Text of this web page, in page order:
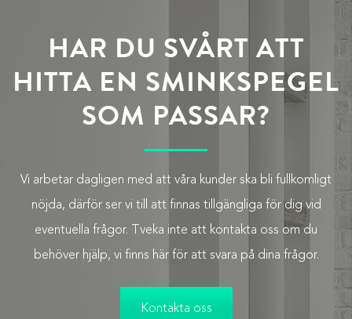
HAR DU SVÅRT ATT
HITTA EN SMINKSPEGEL
SOM PASSAR?
Vi arbetar dagligen med att våra kunder ska bli fullkomligt
nöjda, därför ser vi till att finnas tillgängliga för dig vid
eventuella frågor. Tveka inte att kontakta oss om du
behöver hjälp, vi finns här för att svara på dina frågor.
Kontakta oss